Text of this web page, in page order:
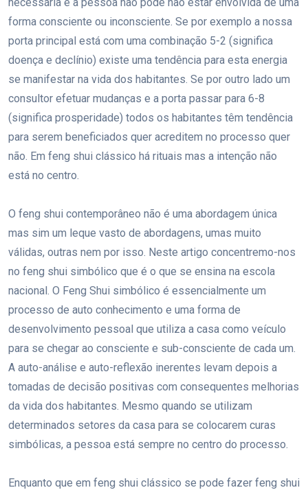
forma consciente ou inconsciente. Se por exemplo a nossa
porta principal está com uma combinação 5-2 (significa
doença e declínio) existe uma tendência para esta energia
se manifestar na vida dos habitantes. Se por outro lado um
consultor efetuar mudanças e a porta passar para 6-8
(significa prosperidade) todos os habitantes têm tendência
para serem beneficiados quer acreditem no processo quer
não. Em feng shui clássico há rituais mas a intenção não
está no centro.
O feng shui contemporâneo não é uma abordagem única
mas sim um leque vasto de abordagens, umas muito
válidas, outras nem por isso. Neste artigo concentremo-nos
no feng shui simbólico que é o que se ensina na escola
nacional. O Feng Shui simbólico é essencialmente um
processo de auto conhecimento e uma forma de
desenvolvimento pessoal que utiliza a casa como veículo
para se chegar ao consciente e sub-consciente de cada um.
A auto-análise e auto-reflexão inerentes levam depois a
tomadas de decisão positivas com consequentes melhorias
da vida dos habitantes. Mesmo quando se utilizam
determinados setores da casa para se colocarem curas
simbólicas, a pessoa está sempre no centro do processo.
Enquanto que em feng shui clássico se pode fazer feng shui